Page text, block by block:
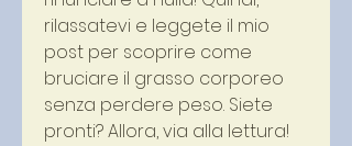
rilassatevi e leggete il mio
post per scoprire come
bruciare il grasso corporeo
senza perdere peso. Siete
pronti? Allora, via alla lettura!